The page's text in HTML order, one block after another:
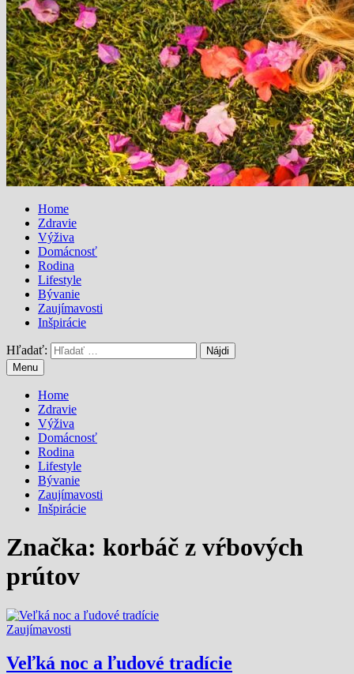
Home
Zdravie
Výživa
Domácnosť
Rodina
Lifestyle
Bývanie
Zaujímavosti
Inšpirácie
Hľadať:
Menu
Home
Zdravie
Výživa
Domácnosť
Rodina
Lifestyle
Bývanie
Zaujímavosti
Inšpirácie
Značka: korbáč z vŕbových
prútov
Zaujímavosti
Veľká noc a ľudové tradície